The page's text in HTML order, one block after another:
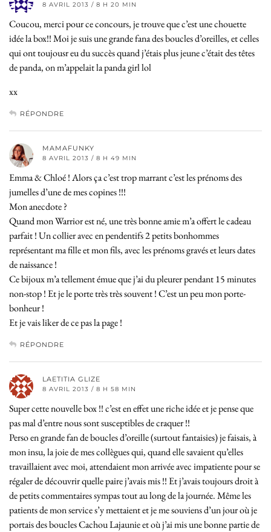
8 AVRIL 2013 / 8 H 20 MIN
Coucou, merci pour ce concours, je trouve que c’est une chouette
idée la box!! Moi je suis une grande fana des boucles d’oreilles, et celles
qui ont toujousr eu du succès quand j’étais plus jeune c’était des têtes
de panda, on m’appelait la panda girl lol
xx
RÉPONDRE
MAMAFUNKY
8 AVRIL 2013 / 8 H 49 MIN
Emma & Chloé ! Alors ça c’est trop marrant c’est les prénoms des
jumelles d’une de mes copines !!!
Mon anecdote ?
Quand mon Warrior est né, une très bonne amie m’a offert le cadeau
parfait ! Un collier avec en pendentifs 2 petits bonhommes
représentant ma fille et mon fils, avec les prénoms gravés et leurs dates
de naissance !
Ce bijoux m’a tellement émue que j’ai du pleurer pendant 15 minutes
non-stop ! Et je le porte très très souvent ! C’est un peu mon porte-
bonheur !
Et je vais liker de ce pas la page !
RÉPONDRE
LAETITIA GLIZE
8 AVRIL 2013 / 8 H 58 MIN
Super cette nouvelle box !! c’est en effet une riche idée et je pense que
pas mal d’entre nous sont susceptibles de craquer !!
Perso en grande fan de boucles d’oreille (surtout fantaisies) je faisais, à
mon insu, la joie de mes collègues qui, quand elle savaient qu’elles
travaillaient avec moi, attendaient mon arrivée avec impatiente pour se
régaler de découvrir quelle paire j’avais mis !! Et j’avais toujours droit à
de petits commentaires sympas tout au long de la journée. Même les
patients de mon service s’y mettaient et je me souviens d’un jour où je
portais des boucles Cachou Lajaunie et où j’ai mis une bonne partie de